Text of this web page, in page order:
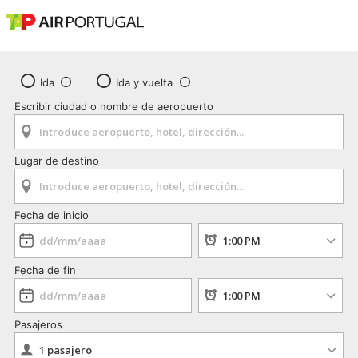
Ida
Ida y vuelta
Escribir ciudad o nombre de aeropuerto
Lugar de destino
Fecha de inicio
Fecha de fin
Pasajeros